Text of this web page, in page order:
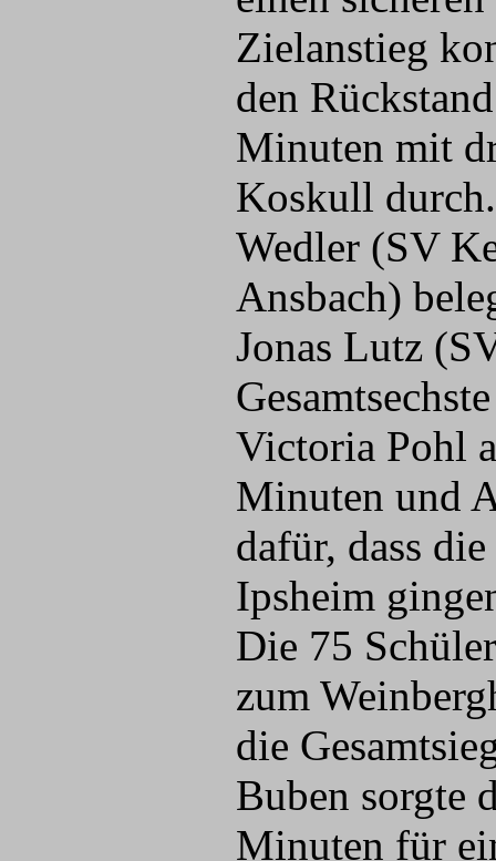
Zielanstieg
den
Minuten mit
Koskull
Wedler (SV
Ansbach)
Jonas Lutz
Victoria Pohl
Minuten und
dafür, dass
Ipsheim
Die 75
zum
die
Buben sorgte
Minuten für